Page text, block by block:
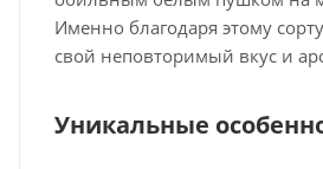
Именно благодаря этому
свой неповторимый вкус и
Уникальные